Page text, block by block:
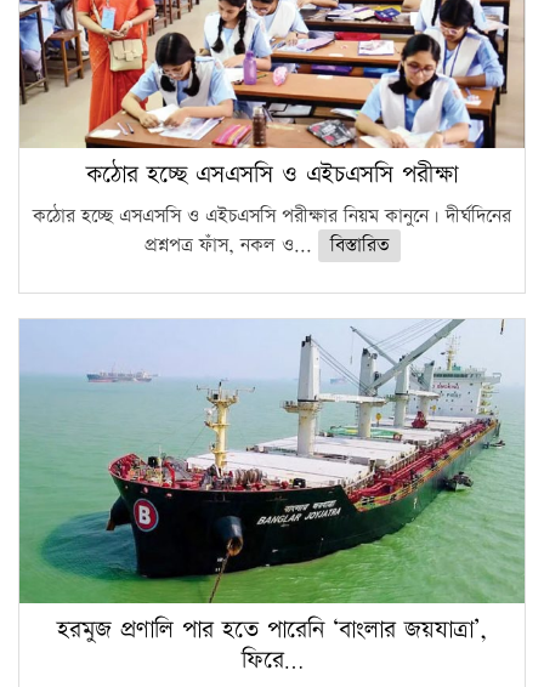
কঠোর হচ্ছে এসএসসি ও এইচএসসি পরীক্ষা
কঠোর হচ্ছে এসএসসি ও এইচএসসি পরীক্ষার নিয়ম কানুনে। দীর্ঘদিনের
প্রশ্নপত্র ফাঁস, নকল ও...
বিস্তারিত
হরমুজ প্রণালি পার হতে পারেনি ‘বাংলার জয়যাত্রা’,
ফিরে…